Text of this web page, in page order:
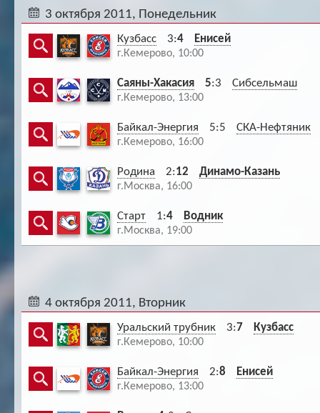
3 октября 2011, Понедельник
Кузбасс 3:4 Енисей
г.Кемерово, 10:00
Саяны-Хакасия 5:3 Сибсельмаш
г.Кемерово, 13:00
Байкал-Энергия 5:5 СКА-Нефтяник
г.Кемерово, 16:00
Родина 2:12 Динамо-Казань
г.Москва, 16:00
Старт 1:4 Водник
г.Москва, 19:00
4 октября 2011, Вторник
Уральский трубник 3:7 Кузбасс
г.Кемерово, 10:00
Байкал-Энергия 2:8 Енисей
г.Кемерово, 13:00